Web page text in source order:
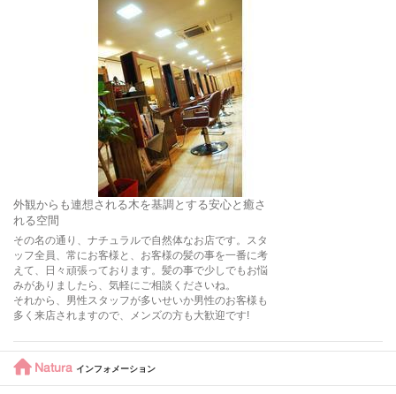
外観からも連想される木を基調とする安心と癒さ
れる空間
その名の通り、ナチュラルで自然体なお店です。スタ
ッフ全員、常にお客様と、お客様の髪の事を一番に考
えて、日々頑張っております。髪の事で少しでもお悩
みがありましたら、気軽にご相談くださいね。
それから、男性スタッフが多いせいか男性のお客様も
多く来店されますので、メンズの方も大歓迎です!
Natura インフォメーション